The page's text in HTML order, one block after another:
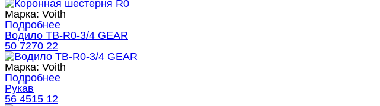
Марка: Voith
Подробнее
Водило TB-R0-3/4 GEAR
50 7270 22
Марка: Voith
Подробнее
Рукав
56 4515 12